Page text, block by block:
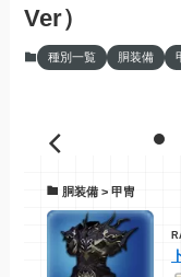
Ver）
種別一覧 胴装備
胴装備 > 甲冑